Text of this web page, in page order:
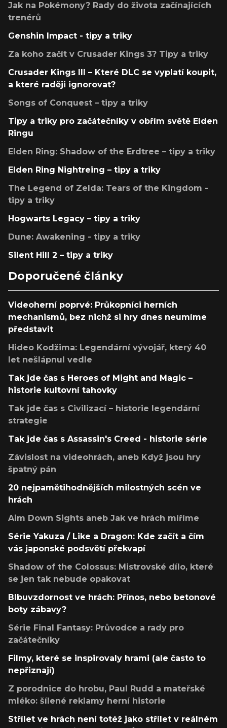
Jak na Pokémony? Rady do života začínajících
trenérů
Genshin Impact - tipy a triky
Za koho začít v Crusader Kings 3? Tipy a triky
Crusader Kings III – Které DLC se vyplatí koupit,
a které raději ignorovat?
Songs of Conquest – tipy a triky
Tipy a triky pro začátečníky v obřím světě Elden
Ringu
Elden Ring: Shadow of the Erdtree – tipy a triky
Elden Ring Nightreing – tipy a triky
The Legend of Zelda: Tears of the Kingdom -
tipy a triky
Hogwarts Legacy – tipy a triky
Dune: Awakening - tipy a triky
Silent Hill 2 – tipy a triky
Doporučené články
Videoherní poprvé: Průkopníci herních
mechanismů, bez nichž si hry dnes neumíme
představit
Hideo Kodžima: Legendární vývojář, který 40
let nešlápnul vedle
Tak jde čas s Heroes of Might and Magic –
historie kultovní tahovky
Tak jde čas s Civilizací – historie legendární
strategie
Tak jde čas s Assassin's Creed - historie série
Závislost na videohrách, aneb Když jsou hry
špatný pán
20 nejpamětihodnějších milostných scén ve
hrách
Aim Down Sights aneb Jak ve hrách míříme
Série Yakuza / Like a Dragon: Kde začít a čím
vás japonské podsvětí překvapí
Shadow of the Colossus: Mistrovské dílo, které
se jen tak nebude opakovat
Blbuvzdornost ve hrách: Přínos, nebo betonové
boty zábavy?
Série Final Fantasy: Průvodce a rady pro
začátečníky
Filmy, které se inspirovaly hrami (ale často to
nepřiznají)
Z porodnice do hrobu, Paul Rudd a mateřské
mléko: šílené reklamy herní historie
Střílet ve hrách není totéž jako střílet v reálném